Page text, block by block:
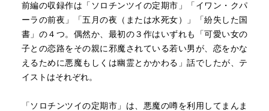
前編の収録作は「ソロチンツイの定期市」「イワン・クパ
ーラの前夜」「五月の夜（または水死女）」「紛失した国
書」の４つ。偶然か、最初の３作はいずれも「可愛い女の
子との恋路をその親に邪魔されている若い男が、恋をかな
えるために悪魔もしくは幽霊とかかわる」話でしたが、テ
イストはそれぞれ。
「ソロチンツイの定期市」は、悪魔の噂を利用してまんま